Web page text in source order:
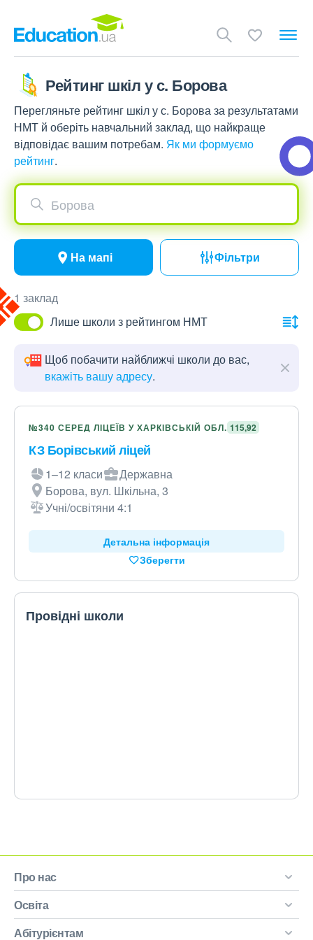
Рейтинг шкіл у с. Борова
Перегляньте рейтинг шкіл у с. Борова за результатами
НМТ й оберіть навчальний заклад, що найкраще
відповідає вашим потребам. Як ми формуємо
рейтинг.
Борова
На мапі Фільтри
1 заклад
Лише школи з рейтингом НМТ
Щоб побачити найближчі школи до вас,
вкажіть вашу адресу.
№340 СЕРЕД ЛІЦЕЇВ У ХАРКІВСЬКІЙ ОБЛ. 115,92
КЗ Борівський ліцей
1–12 класи
Державна
Борова, вул. Шкільна, 3
Учні/освітяни 4:1
Детальна інформація
Зберегти
Провідні школи
Про нас
Освіта
Абітурієнтам